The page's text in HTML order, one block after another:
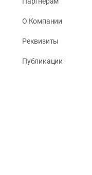
О Компании
Реквизиты
Публикации